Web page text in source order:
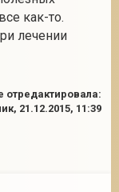
как-то.
лечении
21.12.2015, 11:39